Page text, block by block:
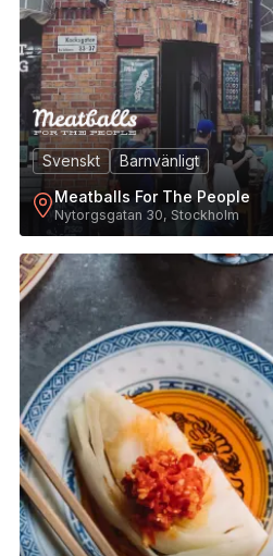
Svenskt
Barnvänligt
Meatballs For The People
Nytorgsgatan 30, Stockholm